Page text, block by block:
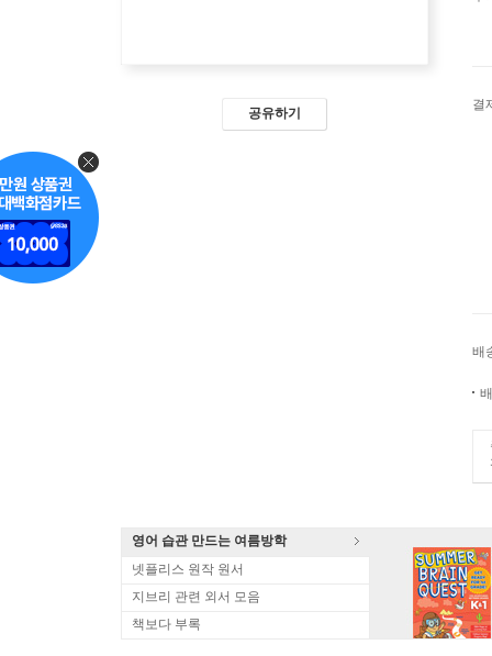
공유하기
결
배
영어 습관 만드는 여름방학
넷플리스 원작 원서
지브리 관련 외서 모음
책보다 부록